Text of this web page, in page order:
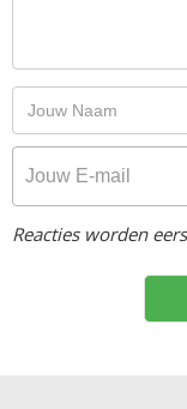
Reacties worden